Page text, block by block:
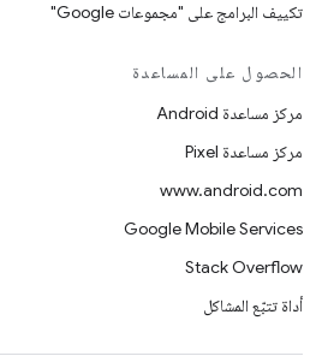
تكييف البرامج على "مجموعات Google"
الحصول على المساعدة
مركز مساعدة Android
مركز مساعدة Pixel
www.android.com
Google Mobile Services
Stack Overflow
أداة تتبّع المشاكل